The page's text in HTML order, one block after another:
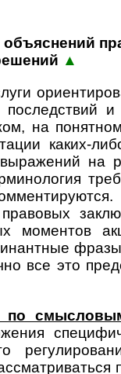
▲
последствий
на
каких-
на
моментов
все это
по